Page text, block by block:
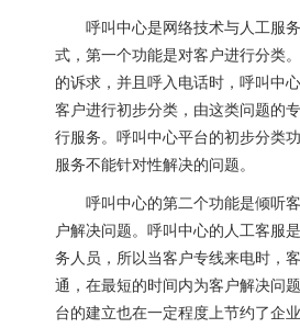
呼叫中心是网络技术与人工服
式，第一个功能是对客户进行分类
的诉求，并且呼入电话时，呼叫中
客户进行初步分类，由这类问题的
行服务。呼叫中心平台的初步分类
服务不能针对性解决的问题。
呼叫中心的第二个功能是倾听客
户解决问题。呼叫中心的人工客服
务人员，所以当客户专线来电时，
通，在最短的时间内为客户解决问
台的建立也在一定程度上节约了企